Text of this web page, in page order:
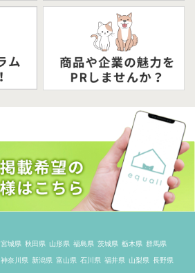
宮城県 秋田県 山形県 福島県 茨城県 栃木県 群馬県
神奈川県 新潟県 富山県 石川県 福井県 山梨県 長野県